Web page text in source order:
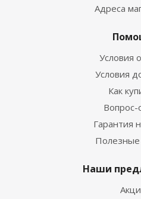
Адреса
Условия
Условия
Как
Вопрос-
Гарантия
Полезные
Наши